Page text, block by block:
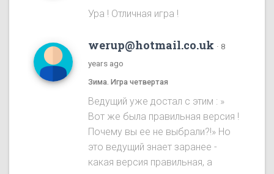
Ура ! Отличная игра !
werup@hotmail.co.uk · 8
years ago
Зима. Игра четвертая
Ведущий уже достал с этим : »
Вот же была правильная версия !
Почему вы ее не выбрали?!» Но
это ведущий знает заранее -
какая версия правильная, а